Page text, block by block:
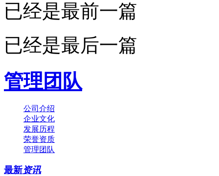
已经是最前一篇
已经是最后一篇
管理团队
公司介绍
企业文化
发展历程
荣誉资质
管理团队
最新资讯